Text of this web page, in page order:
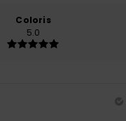
Coloris
5.0